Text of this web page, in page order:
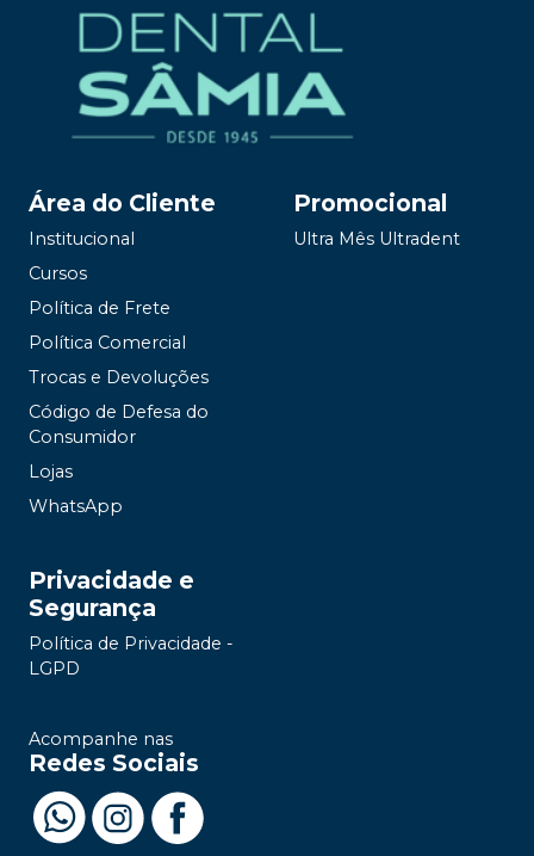
Área do Cliente
Institucional
Cursos
Política de Frete
Política Comercial
Trocas e Devoluções
Código de Defesa do
Consumidor
Lojas
WhatsApp
Promocional
Ultra Mês Ultradent
Privacidade e
Segurança
Política de Privacidade -
LGPD
Acompanhe nas
Redes Sociais